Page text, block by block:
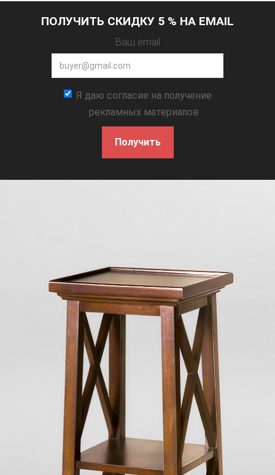
ПОЛУЧИТЬ СКИДКУ 5 % НА EMAIL
Ваш email
Я даю согласие на получение
рекламных материалов
Получить